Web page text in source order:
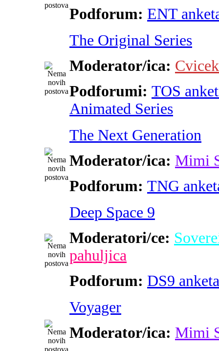
Podforum: ENT
The Original Series
Moderator/ica: Cvicek
Podforumi: TOS
Animated Series
The Next Generation
Moderator/ica: Mimi
Podforum: TNG
Deep Space 9
Moderatori/ce:
pahuljica
Podforum: DS9 anketa
Voyager
Moderator/ica: Mimi